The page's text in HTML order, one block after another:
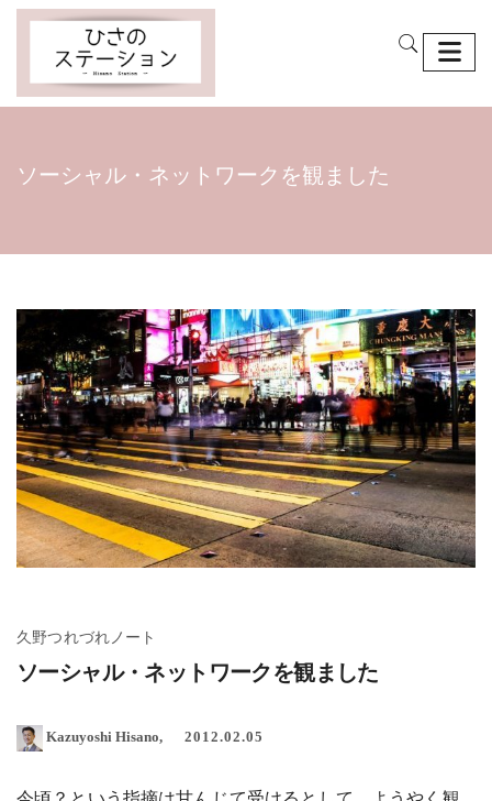
ソーシャル・ネットワークを観ました
久野つれづれノート
ソーシャル・ネットワークを観ました
Kazuyoshi Hisano 2012.02.05